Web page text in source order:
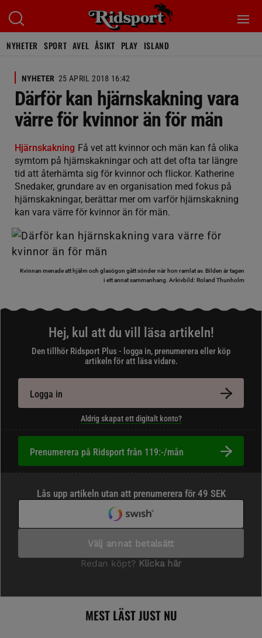
NYHETER SPORT AVEL ÅSIKT PLAY ISLAND
NYHETER 25 APRIL 2018 16:42
Därför kan hjärnskakning vara
värre för kvinnor än för män
Hjärnskakning Få vet att kvinnor och män kan få olika
symtom på hjärnskakningar och att det ofta tar längre
tid att återhämta sig för kvinnor och flickor. Katherine
Snedaker, grundare av en organisation med fokus på
hjärnskakningar, berättar mer om varför hjärnskakning
kan vara värre för kvinnor än för män.
Kvinnan menade att hjälm och glasögon gått sönder när hon ramlat av. Bilden är tagen
i ett annat sammanhang. Arkivbild: Roland Thunholm
Hej, kul att du vill läsa artikeln!
Den tillhör Ridsport Plus - logga in, prenumerera eller köp
artikeln för att läsa vidare.
Logga in
Aldrig skapat ett digitalt konto?
Prenumerera på Ridsport från 119:-/mån
MEST LÄST JUST NU